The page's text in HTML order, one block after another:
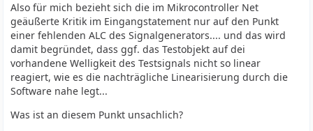
Also für mich bezieht sich die im Mikrocontroller Net
geäußerte Kritik im Eingangstatement nur auf den Punkt
einer fehlenden ALC des Signalgenerators.... und das wird
damit begründet, dass ggf. das Testobjekt auf dei
vorhandene Welligkeit des Testsignals nicht so linear
reagiert, wie es die nachträgliche Linearisierung durch die
Software nahe legt...
Was ist an diesem Punkt unsachlich?